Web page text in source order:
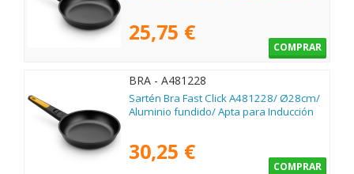
25,75 €
COMPRAR
BRA - A481228
Sartén Bra Fast Click A481228/ Ø28cm/
Aluminio fundido/ Apta para Inducción
30,25 €
COMPRAR